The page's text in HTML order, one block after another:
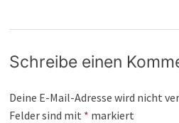
Schreibe einen
Deine E-Mail-Adresse wird nicht
Felder sind mit * markiert